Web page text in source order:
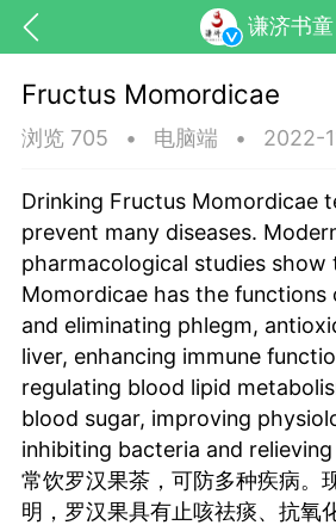
谦济书童
，华夏中医人：家门口的中医人！
节气气象
Fructus Momordicae
浏览 705 • 电脑端 • 2022-
Drinking Fructus Momordicae
prevent many diseases.
pharmacological studies show
Momordicae has the functions
and eliminating phlegm,
liver, enhancing immune
regulating blood lipid
blood sugar, improving
inhibiting bacteria and
常饮罗汉果茶，可防多种疾病。
明，罗汉果具有止咳祛痰、抗氧